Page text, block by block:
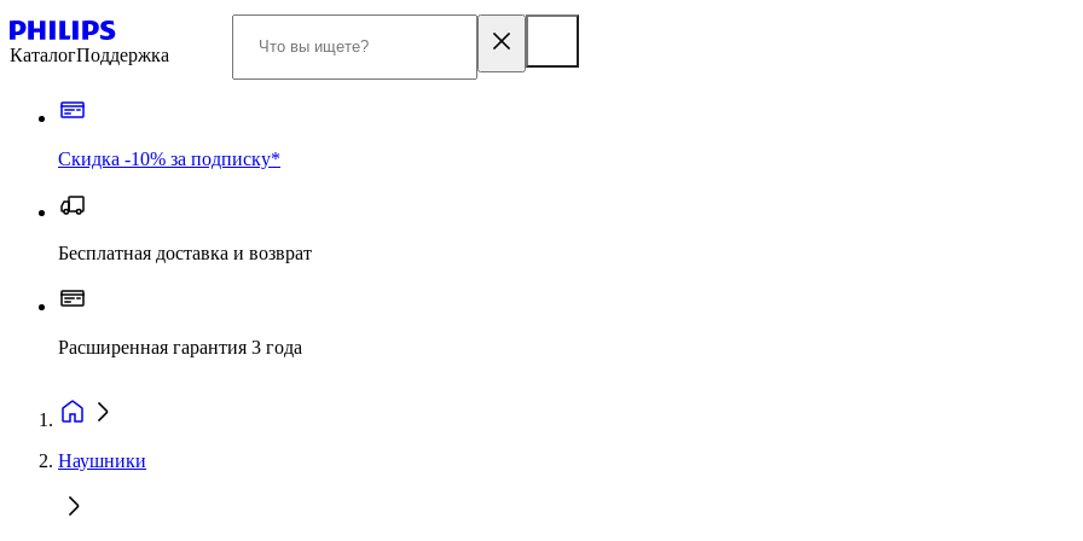
КаталогПоддержка
Скидка -10% за подписку*
Бесплатная доставка и возврат
Расширенная гарантия 3 года
Наушники